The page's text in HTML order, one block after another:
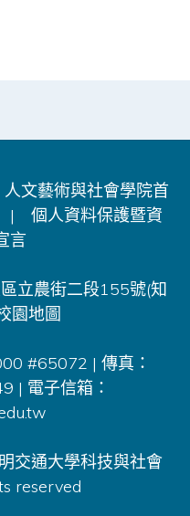
人文藝術與社會學院首
| 個人資料保護暨資
言
立農街二段155號(知
園地圖
#65072 | 傳真：
| 電子信箱：
交通大學科技與社會
reserved